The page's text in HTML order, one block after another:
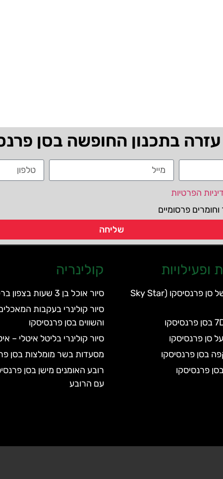
עזרה בתכנון החופשה בסן
הפרטיות
פרסומיים
שליחה
ופעילויות
הגלגל הענק של סן פרנסיסקו (Sky Star
סן פרנסיסקו
בסן פרנסיסקו
פרנסיסקו
קולינריה
סיור אוכל בן 3 שעות בצפון ברקלי
סיור קולינרי בעקבות
והשווים בסן פרנסיסקו
סיור קולינרי בליטל איטלי –
מסעדות בשר מומלצות בסן
רובע האומנים מישן בסן
עם הרובע